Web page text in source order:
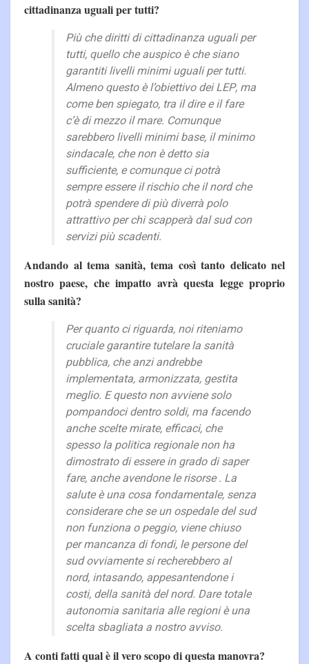
cittadinanza uguali per tutti?
Più che diritti di cittadinanza uguali per
tutti, quello che auspico è che siano
garantiti livelli minimi uguali per tutti.
Almeno questo è l’obiettivo dei LEP, ma
come ben spiegato, tra il dire e il fare
c’è di mezzo il mare. Comunque
sarebbero livelli minimi base, il minimo
sindacale, che non è detto sia
sufficiente, e comunque ci potrà
sempre essere il rischio che il nord che
potrà spendere di più diverrà polo
attrattivo per chi scapperà dal sud con
servizi più scadenti.
Andando al tema sanità, tema così tanto delicato nel
nostro paese, che impatto avrà questa legge proprio
sulla sanità?
Per quanto ci riguarda, noi riteniamo
cruciale garantire tutelare la sanità
pubblica, che anzi andrebbe
implementata, armonizzata, gestita
meglio. E questo non avviene solo
pompandoci dentro soldi, ma facendo
anche scelte mirate, efficaci, che
spesso la politica regionale non ha
dimostrato di essere in grado di saper
fare, anche avendone le risorse . La
salute è una cosa fondamentale, senza
considerare che se un ospedale del sud
non funziona o peggio, viene chiuso
per mancanza di fondi, le persone del
sud ovviamente si recherebbero al
nord, intasando, appesantendone i
costi, della sanità del nord. Dare totale
autonomia sanitaria alle regioni è una
scelta sbagliata a nostro avviso.
A conti fatti qual è il vero scopo di questa manovra?